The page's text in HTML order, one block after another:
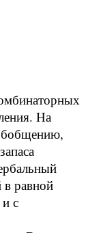
На
в равной
с